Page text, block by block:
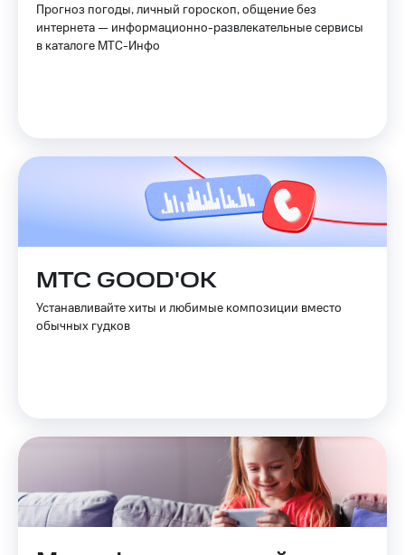
Прогноз погоды, личный гороскоп, общение без
интернета — информационно-развлекательные сервисы
в каталоге МТС-Инфо
МТС GOOD'OK
Устанавливайте хиты и любимые композиции вместо
обычных гудков